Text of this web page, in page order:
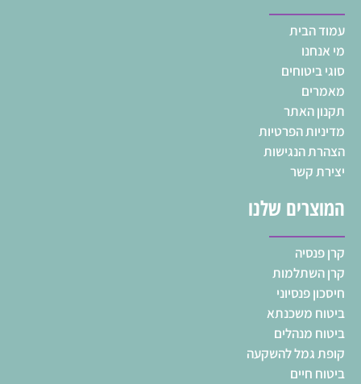
עמוד הבית
מי אנחנו
סוגי ביטוחים
מאמרים
תקנון האתר
מדיניות הפרטיות
הצהרת הנגישות
יצירת קשר
המוצרים שלנו
קרן פנסיה
קרן השתלמות
חיסכון פנסיוני
ביטוח משכנתא
ביטוח מנהלים
קופת גמל להשקעה
ביטוח חיים